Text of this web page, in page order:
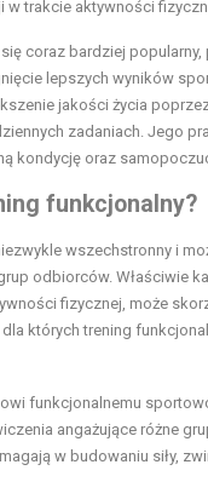
w trakcie aktywności
coraz bardziej popularny,
lepszych wyników
jakości życia
zadaniach. Jego
kondycję oraz
funkcjonalny?
wszechstronny i
odbiorców. Właściwie
fizycznej, może
których trening
funkcjonalnemu
angażujące różne
w budowaniu siły,